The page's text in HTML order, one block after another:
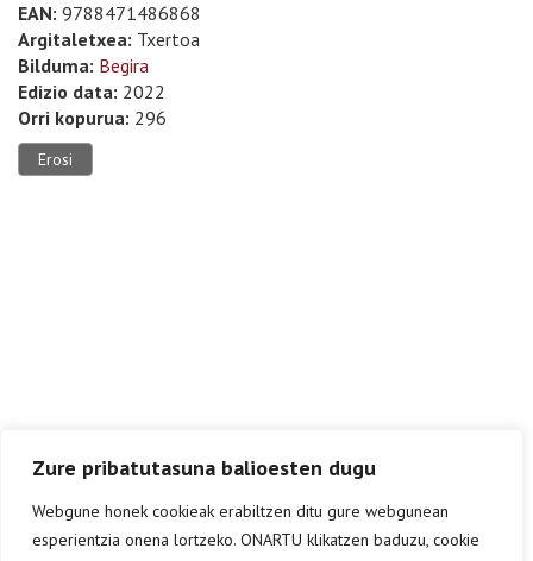
Zure pribatutasuna balioesten dugu
Webgune honek cookieak erabiltzen ditu gure webgunean
esperientzia onena lortzeko. ONARTU klikatzen baduzu, cookie
EAN: 9788471486868
Argitaletxea: Txertoa
Bilduma: Begira
Edizio data: 2022
Orri kopurua: 296
Erosi